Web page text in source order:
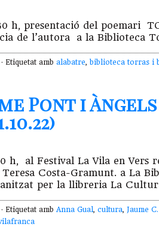
h, presentació del poemari
de l’autora a la Biblioteca
· Etiquetat amb alabatre, biblioteca torras i
Pont i
h, al Festival La Vila en
Costa-Gramunt. a La
per la llibreria La
· Etiquetat amb Anna Gual, cultura, Jaume